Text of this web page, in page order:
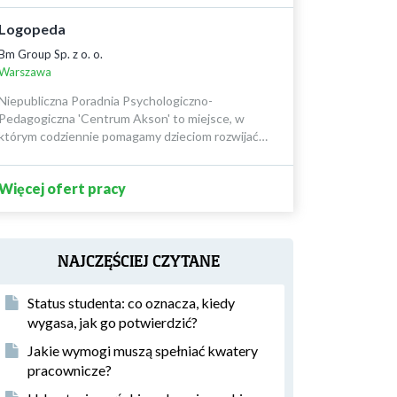
Logopeda
Group Sp. z o. o.
Poradnia Psychologiczno-
Pedagogiczna 'Centrum Akson' to miejsce, w
codziennie pomagamy dzieciom rozwijać…
ofert pracy
NAJCZĘŚCIEJ CZYTANE
Status studenta: co oznacza, kiedy
wygasa, jak go potwierdzić?
Jakie wymogi muszą spełniać kwatery
pracownicze?